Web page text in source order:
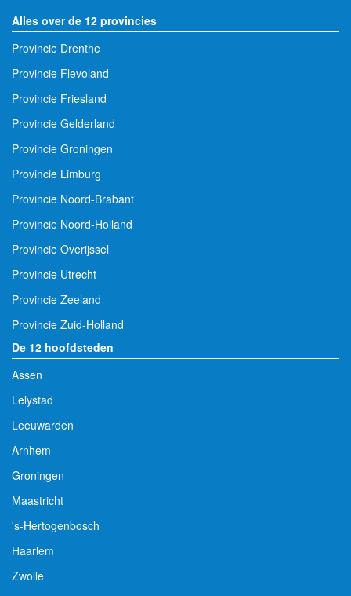
Alles over de 12 provincies
Provincie Drenthe
Provincie Flevoland
Provincie Friesland
Provincie Gelderland
Provincie Groningen
Provincie Limburg
Provincie Noord-Brabant
Provincie Noord-Holland
Provincie Overijssel
Provincie Utrecht
Provincie Zeeland
Provincie Zuid-Holland
De 12 hoofdsteden
Assen
Lelystad
Leeuwarden
Arnhem
Groningen
Maastricht
's-Hertogenbosch
Haarlem
Zwolle